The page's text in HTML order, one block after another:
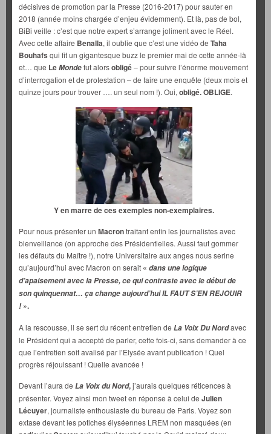
décisives de promotion par la Presse (2016-2017) pour sauter en
2018 (année moins chargée d’enjeu évidemment). Et là, pas de bol,
BiBi veille : c’est que notre expert s’arrange joliment avec le Réel.
Avec cette affaire Benalla, il oublie que c’est une vidéo de Taha
Bouhafs qui fit un gigantesque buzz le premier mai de cette année-là
et… que LeMondefut alorsobligé– pour suivre l’énorme mouvement
d’interrogation et de protestation – de faire une enquête (deux mois et
quinze jours pour trouver …. un seul nom !). Oui, obligé. OBLIGE.
Y en marre de ces exemples non-exemplaires.
Pour nous présenter un Macrontraitant enfin les journalistes avec
bienveillance (on approche des Présidentielles. Aussi faut gommer
les défauts du Maître !), notre Universitaire aux anges nous serine
qu’aujourd’hui avec Macron on serait « dans une logique
d’apaisement avec la Presse, ce qui contraste avec le début de
son quinquennat… ça change aujourd’hui IL FAUT S’EN REJOUIR
!».
A la rescousse, il se sert du récent entretien de La Voix Du Nordavec
le Président qui a accepté de parler, cette fois-ci, sans demander à ce
que l’entretien soit avalisé par l’Elysée avant publication ! Quel
progrès réjouissant ! Quelle avancée !
Devant l’aura de La Voix du Nord,j’aurais quelques réticences à
présenter. Voyez ainsi mon tweet en réponse à celui de Julien
Lécuyer, journaliste enthousiaste du bureau de Paris. Voyez son
extase devant les potiches élyséennes LREM non masquées (en